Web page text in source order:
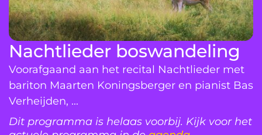
Nachtlieder boswandeling
Voorafgaand aan het recital Nachtlieder met
bariton Maarten Koningsberger en pianist Bas
Verheijden, ...
Dit programma is helaas voorbij. Kijk voor het